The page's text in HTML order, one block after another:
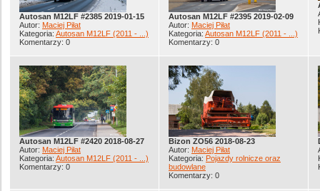
Autosan M12LF #2385 2019-01-15
Autor: Maciej Piłat
Kategoria: Autosan M12LF (2011 - ...)
Komentarzy: 0
Autosan M12LF #2395 2019-02-09
Autor: Maciej Piłat
Kategoria: Autosan M12LF (2011 - ...)
Komentarzy: 0
Autosan M12LF #2420 2018-08-27
Autor: Maciej Piłat
Kategoria: Autosan M12LF (2011 - ...)
Komentarzy: 0
Bizon ZO56 2018-08-23
Autor: Maciej Piłat
Kategoria: Pojazdy rolnicze oraz
budowlane
Komentarzy: 0